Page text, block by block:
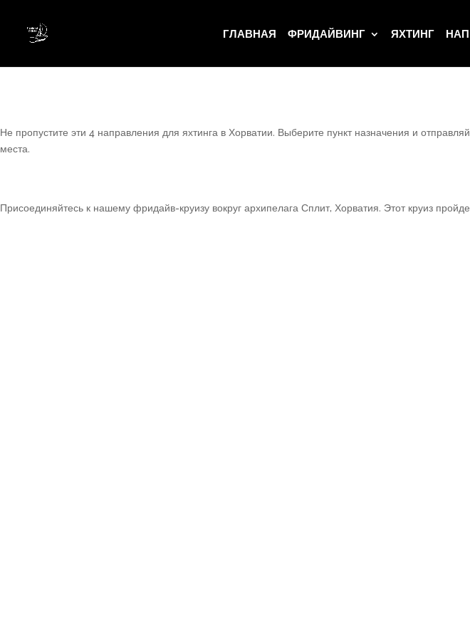
ГЛАВНАЯ ФРИДАЙВИНГ ЯХТИНГ
Не пропустите эти 4 направления для яхтинга в Хорватии. Выберите пункт назначения и
места.
Присоединяйтесь к нашему фридайв-круизу вокруг архипелага Сплит, Хорватия. Этот круиз